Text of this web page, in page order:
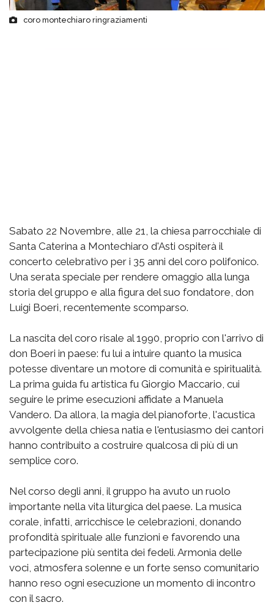
coro montechiaro ringraziamenti
Sabato 22 Novembre, alle 21, la chiesa parrocchiale di
Santa Caterina a Montechiaro d'Asti ospiterà il
concerto celebrativo per i 35 anni del coro polifonico.
Una serata speciale per rendere omaggio alla lunga
storia del gruppo e alla figura del suo fondatore, don
Luigi Boeri, recentemente scomparso.
La nascita del coro risale al 1990, proprio con l'arrivo di
don Boeri in paese: fu lui a intuire quanto la musica
potesse diventare un motore di comunità e spiritualità.
La prima guida fu artistica fu Giorgio Maccario, cui
seguire le prime esecuzioni affidate a Manuela
Vandero. Da allora, la magia del pianoforte, l'acustica
avvolgente della chiesa natia e l'entusiasmo dei cantori
hanno contribuito a costruire qualcosa di più di un
semplice coro.
Nel corso degli anni, il gruppo ha avuto un ruolo
importante nella vita liturgica del paese. La musica
corale, infatti, arricchisce le celebrazioni, donando
profondità spirituale alle funzioni e favorendo una
partecipazione più sentita dei fedeli. Armonia delle
voci, atmosfera solenne e un forte senso comunitario
hanno reso ogni esecuzione un momento di incontro
con il sacro.